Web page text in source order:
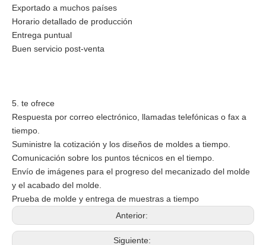
Exportado a muchos países
Horario detallado de producción
Entrega puntual
Buen servicio post-venta
5. te ofrece
Respuesta por correo electrónico, llamadas telefónicas o fax a
tiempo.
Suministre la cotización y los diseños de moldes a tiempo.
Comunicación sobre los puntos técnicos en el tiempo.
Envío de imágenes para el progreso del mecanizado del molde
y el acabado del molde.
Prueba de molde y entrega de muestras a tiempo
Anterior:
Siguiente: